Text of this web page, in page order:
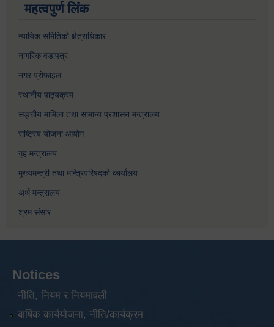
महत्वपुर्ण लिंक
न्यायिक समितिको क्षेत्राधिकार
नागरिक वडापत्र
नगर प्रोफाइल
स्थानीय पाठ्यक्रम
सङ्घीय मामिला तथा सामान्य प्रशासन मन्त्रालय
राष्ट्रिय योजना आयोग
गृह मन्त्रालय
मुख्यमन्त्री तथा मन्त्रिपरिषदको कार्यालय
अर्थ मन्त्रालय
श्रम संसार
Notices
नीति, नियम र नियमावली
बार्षिक कार्ययोजना, नीति/कार्यक्रम